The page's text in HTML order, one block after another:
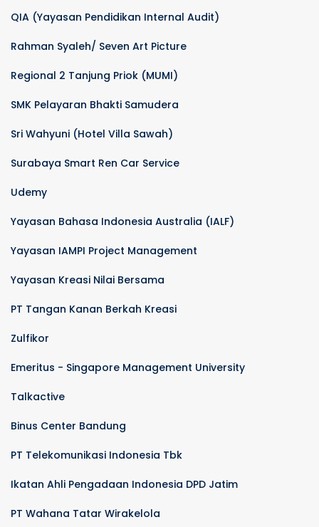
QIA (Yayasan Pendidikan Internal Audit)
Rahman Syaleh/ Seven Art Picture
Regional 2 Tanjung Priok (MUMI)
SMK Pelayaran Bhakti Samudera
Sri Wahyuni (Hotel Villa Sawah)
Surabaya Smart Ren Car Service
Udemy
Yayasan Bahasa Indonesia Australia (IALF)
Yayasan IAMPI Project Management
Yayasan Kreasi Nilai Bersama
PT Tangan Kanan Berkah Kreasi
Zulfikor
Emeritus - Singapore Management University
Talkactive
Binus Center Bandung
PT Telekomunikasi Indonesia Tbk
Ikatan Ahli Pengadaan Indonesia DPD Jatim
PT Wahana Tatar Wirakelola